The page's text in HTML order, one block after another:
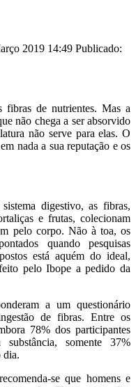
2019 14:49 Publicado:
fibras de nutrientes. Mas a
não chega a ser absorvido
não serve para elas. O
nada a sua reputação e os
digestivo, as fibras,
e frutas, colecionam
pelo corpo. Não à toa, os
quando pesquisas
está aquém do ideal,
pelo Ibope a pedido da
a um questionário
de fibras. Entre os
78% dos participantes
somente 37%
dia.
se que homens e